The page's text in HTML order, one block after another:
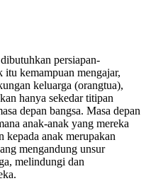
persiapan-
itu kemampuan mengajar,
keluarga (orangtua),
hanya sekedar titipan
depan bangsa. Masa depan
anak-anak yang mereka
anak merupakan
mengandung unsur
melindungi dan